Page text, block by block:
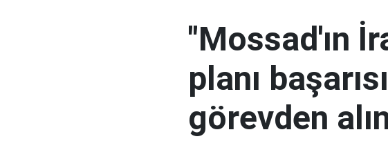
"Mossad'ın
planı
görevden